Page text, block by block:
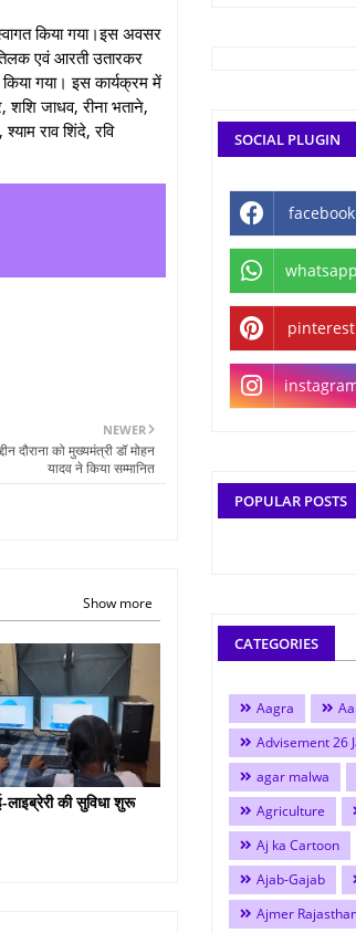
किया गया।इस अवसर
तिलक एवं आरती उतारकर
गया। इस कार्यक्रम में
शशि जाधव, रीना भताने,
राव शिंदे, रवि
NEWER
दौराना को मुख्यमंत्री डॉ मोहन
यादव ने किया सम्मानित
Show more
लाइब्रेरी की सुविधा शुरू
SOCIAL PLUGIN
facebook
whatsapp
pinterest
POPULAR POSTS
CATEGORIES
Aagra
Advisement 26
agar malwa
Agriculture
Aj ka Cartoon
Ajab-Gajab
Ajmer